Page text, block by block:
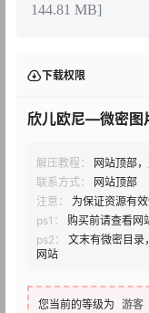
144.81 MB]
下载权限
欣儿欧尼—微密图
解压教程：
网站顶部
联系方式：
网站顶部
注意：
为保证资源有
ps1：
购买前请查看网
ps2：
文末有微密目录
网站
您当前的等级为 游客